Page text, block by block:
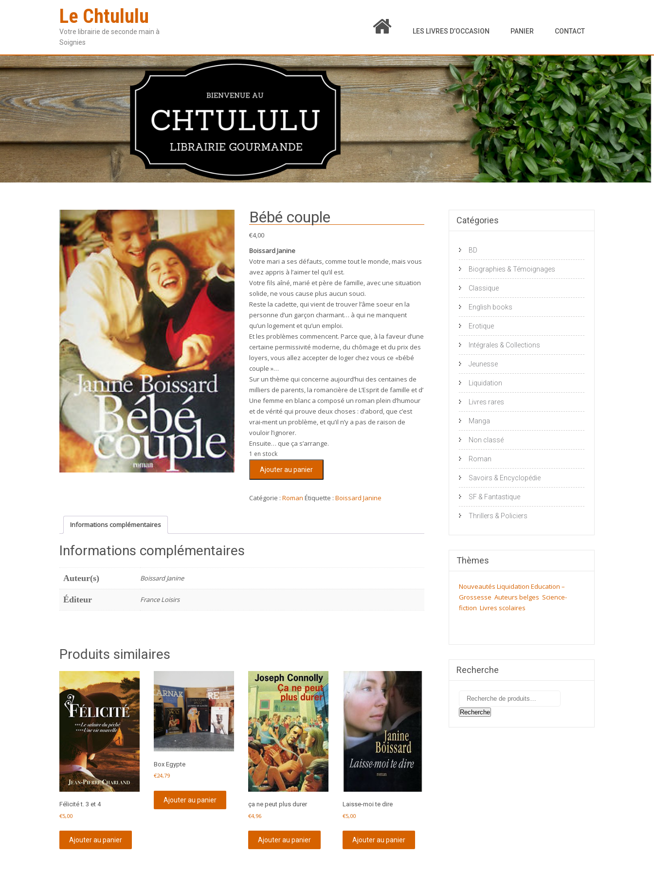
Le Chtululu
Votre librairie de seconde main à
Soignies
LES LIVRES D’OCCASION PANIER CONTACT
Bébé couple
€4,00
Boissard Janine
Votre mari a ses défauts, comme tout le monde, mais vous
avez appris à l’aimer tel qu’il est.
Votre fils aîné, marié et père de famille, avec une situation
solide, ne vous cause plus aucun souci.
Reste la cadette, qui vient de trouver l’âme soeur en la
personne d’un garçon charmant… à qui ne manquent
qu’un logement et qu’un emploi.
Et les problèmes commencent. Parce que, à la faveur d’une
certaine permissivité moderne, du chômage et du prix des
loyers, vous allez accepter de loger chez vous ce «bébé
couple »…
Sur un thème qui concerne aujourd’hui des centaines de
milliers de parents, la romancière de L’Esprit de famille et d’
Une femme en blanc a composé un roman plein d’humour
et de vérité qui prouve deux choses : d’abord, que c’est
vrai-ment un problème, et qu’il n’y a pas de raison de
vouloir l’ignorer.
Ensuite… que ça s’arrange.
1 en stock
couple
Ajouter au panier
Catégorie : Roman Étiquette : Boissard Janine
Informations complémentaires
Informations complémentaires
Auteur(s) Boissard Janine
Éditeur France Loisirs
Produits similaires
Félicité t. 3 et 4
€5,00
Ajouter au panier
Box Egypte
€24,79
Ajouter au panier
ça ne peut plus durer
€4,96
Ajouter au panier
Laisse-moi te dire
€5,00
Ajouter au panier
Catégories
BD
Biographies & Témoignages
Classique
English books
Erotique
Intégrales & Collections
Jeunesse
Liquidation
Livres rares
Manga
Non classé
Roman
Savoirs & Encyclopédie
SF & Fantastique
Thrillers & Policiers
Thèmes
Nouveautés Liquidation Education –
Grossesse Auteurs belges Science-
fiction Livres scolaires
Recherche
Recherche
pour :
Recherche